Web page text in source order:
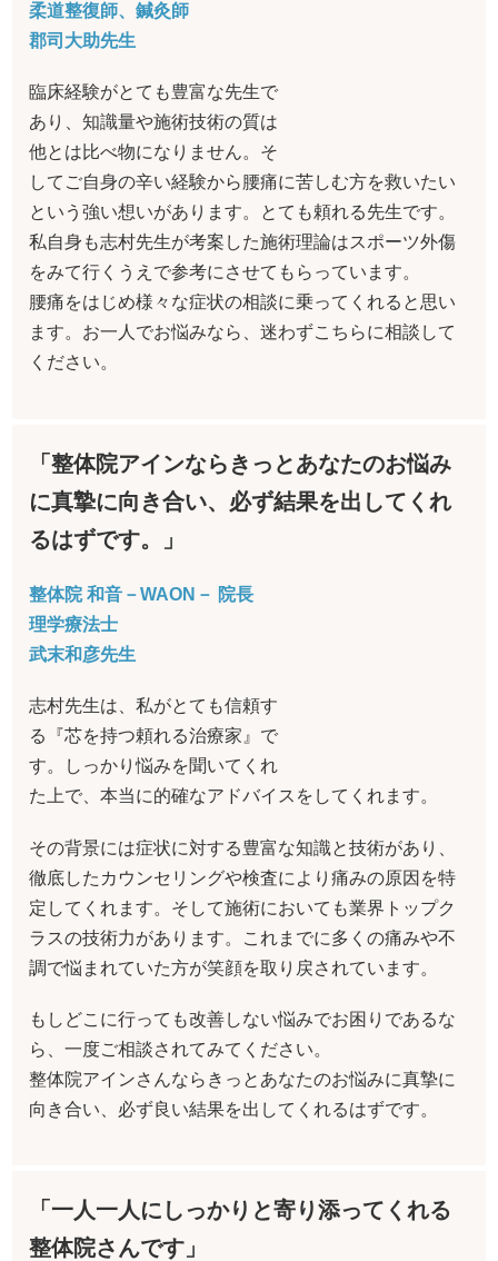
柔道整復師、鍼灸師
郡司大助先生
臨床経験がとても豊富な先生で
あり、知識量や施術技術の質は
他とは比べ物になりません。そ
してご自身の辛い経験から腰痛に苦しむ方を救いたい
という強い想いがあります。とても頼れる先生です。
私自身も志村先生が考案した施術理論はスポーツ外傷
をみて行くうえで参考にさせてもらっています。
腰痛をはじめ様々な症状の相談に乗ってくれると思い
ます。お一人でお悩みなら、迷わずこちらに相談して
ください。
「整体院アインならきっとあなたのお悩み
に真摯に向き合い、必ず結果を出してくれ
るはずです。」
整体院 和音－WAON－ 院長
理学療法士
武末和彦先生
志村先生は、私がとても信頼す
る『芯を持つ頼れる治療家』で
す。しっかり悩みを聞いてくれ
た上で、本当に的確なアドバイスをしてくれます。
その背景には症状に対する豊富な知識と技術があり、
徹底したカウンセリングや検査により痛みの原因を特
定してくれます。そして施術においても業界トップク
ラスの技術力があります。これまでに多くの痛みや不
調で悩まれていた方が笑顔を取り戻されています。
もしどこに行っても改善しない悩みでお困りであるな
ら、一度ご相談されてみてください。
整体院アインさんならきっとあなたのお悩みに真摯に
向き合い、必ず良い結果を出してくれるはずです。
「一人一人にしっかりと寄り添ってくれる
整体院さんです」